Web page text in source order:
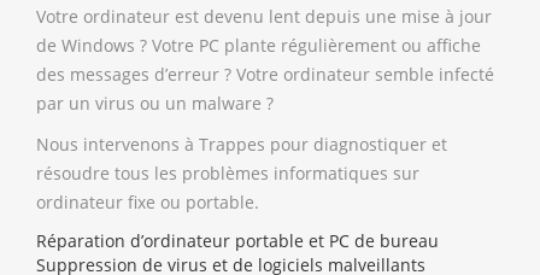
Votre ordinateur est devenu lent depuis une mise à jour
de Windows ? Votre PC plante régulièrement ou affiche
des messages d’erreur ? Votre ordinateur semble infecté
par un virus ou un malware ?
Nous intervenons à Trappes pour diagnostiquer et
résoudre tous les problèmes informatiques sur
ordinateur fixe ou portable.
Réparation d’ordinateur portable et PC de bureau
Suppression de virus et de logiciels malveillants